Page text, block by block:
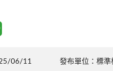
06/11 發布單位：標準